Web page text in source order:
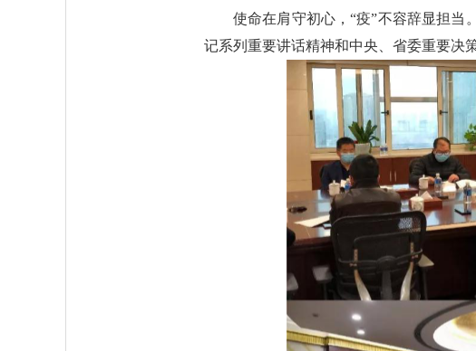
使命在肩守初心，“疫”不容辞显担当
记系列重要讲话精神和中央、省委重要决